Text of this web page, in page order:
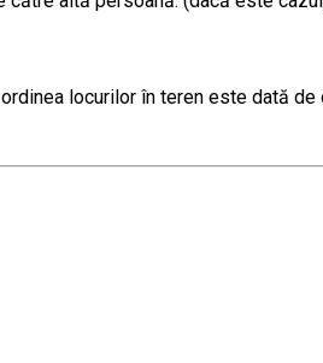
locurilor în teren este dată